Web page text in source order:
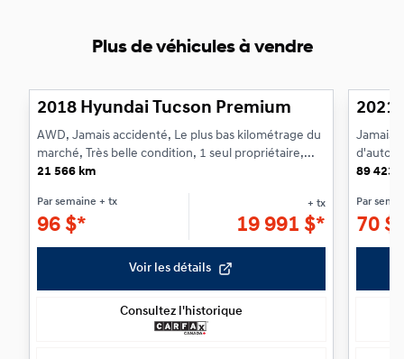
Plus de véhicules à vendre
2018 Hyundai Tucson Premium
AWD, Jamais accidenté, Le plus bas kilométrage du
marché, Très belle condition, 1 seul propriétaire,...
21 566 km
Par semaine + tx
96 $*
+ tx
19 991 $*
Voir les détails
Consultez l'historique
2021
Jamais
89 423
Par
70 $